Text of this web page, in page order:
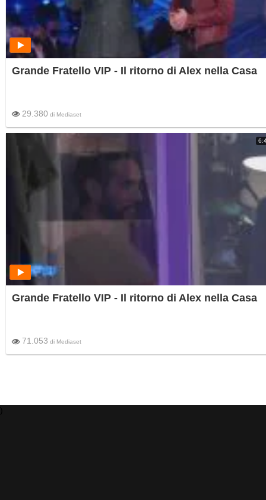
Grande Fratello VIP - Il ritorno di Alex nella Casa
29.380 di Mediaset
Grande Fratello VIP - Il ritorno di Alex nella Casa
71.053 di Mediaset